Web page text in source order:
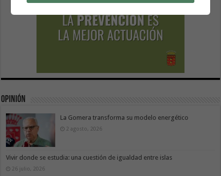
Opinión
La Gomera transforma su modelo energético
2 agosto, 2026
Vivir donde se estudia: una cuestión de igualdad entre islas
26 julio, 2026